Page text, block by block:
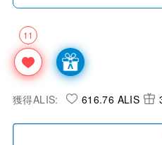
11
獲得ALIS: 616.76 ALIS